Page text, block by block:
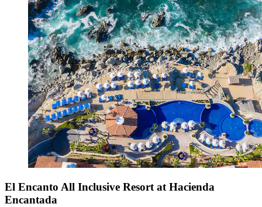
El Encanto All Inclusive Resort at Hacienda
Encantada